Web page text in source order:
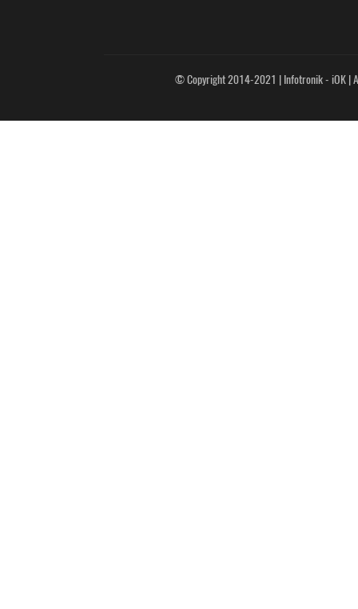
© Copyright 2014-2021 | Infotronik - iOK |